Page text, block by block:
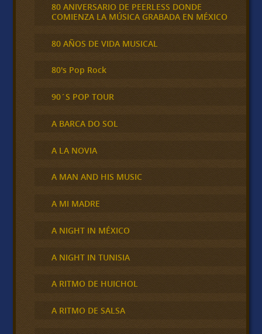
80 ANIVERSARIO DE PEERLESS DONDE
COMIENZA LA MÚSICA GRABADA EN MÉXICO
80 AÑOS DE VIDA MUSICAL
80's Pop Rock
90´S POP TOUR
A BARCA DO SOL
A LA NOVIA
A MAN AND HIS MUSIC
A MI MADRE
A NIGHT IN MÉXICO
A NIGHT IN TUNISIA
A RITMO DE HUICHOL
A RITMO DE SALSA